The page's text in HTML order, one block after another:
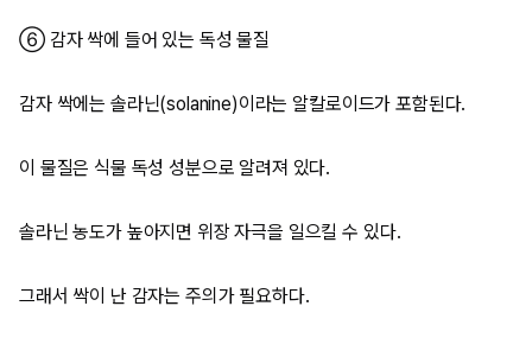
⑥ 감자 싹에 들어 있는 독성 물질
감자 싹에는 솔라닌(solanine)이라는 알칼로이드가 포함된다.
이 물질은 식물 독성 성분으로 알려져 있다.
솔라닌 농도가 높아지면 위장 자극을 일으킬 수 있다.
그래서 싹이 난 감자는 주의가 필요하다.